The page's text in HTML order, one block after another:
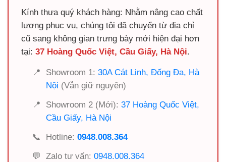
Kính thưa quý khách hàng: Nhằm nâng cao chất
lượng phục vụ, chúng tôi đã chuyển từ địa chỉ
cũ sang không gian trưng bày mới hiện đại hơn
tại: 37 Hoàng Quốc Việt, Cầu Giấy, Hà Nội.
📍 Showroom 1: 30A Cát Linh, Đống Đa, Hà
Nội (Vẫn giữ nguyên)
📍
Showroom 2 (Mới): 37 Hoàng Quốc Việt,
Cầu Giấy, Hà Nội
📞
Hotline: 0948.008.364
💬
Zalo tư vấn: 0948.008.364